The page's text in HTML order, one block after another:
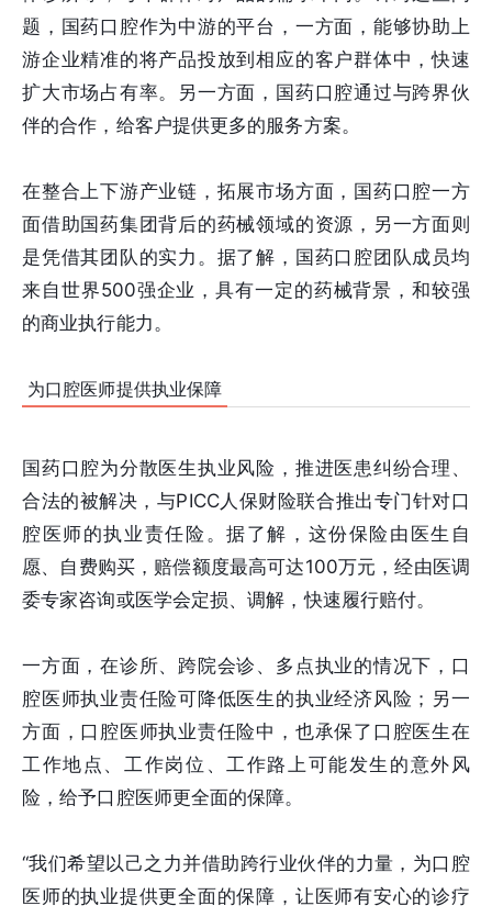
题，国药口腔作为中游的平台，一方面，能够协助上
游企业精准的将产品投放到相应的客户群体中，快速
扩大市场占有率。另一方面，国药口腔通过与跨界伙
伴的合作，给客户提供更多的服务方案。
在整合上下游产业链，拓展市场方面，国药口腔一方
面借助国药集团背后的药械领域的资源，另一方面则
是凭借其团队的实力。据了解，国药口腔团队成员均
来自世界500强企业，具有一定的药械背景，和较强
的商业执行能力。
为口腔医师提供执业保障
国药口腔为分散医生执业风险，推进医患纠纷合理、
合法的被解决，与PICC人保财险联合推出专门针对口
腔医师的执业责任险。据了解，这份保险由医生自
愿、自费购买，赔偿额度最高可达100万元，经由医调
委专家咨询或医学会定损、调解，快速履行赔付。
一方面，在诊所、跨院会诊、多点执业的情况下，口
腔医师执业责任险可降低医生的执业经济风险；另一
方面，口腔医师执业责任险中，也承保了口腔医生在
工作地点、工作岗位、工作路上可能发生的意外风
险，给予口腔医师更全面的保障。
“我们希望以己之力并借助跨行业伙伴的力量，为口腔
医师的执业提供更全面的保障，让医师有安心的诊疗